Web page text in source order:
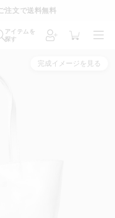
注文で送料無料
アイテムを
探す
完成イメージを見る